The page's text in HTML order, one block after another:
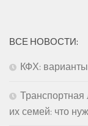
ВСЕ НОВОСТИ:
КФХ:
Транспортная
их семей: что